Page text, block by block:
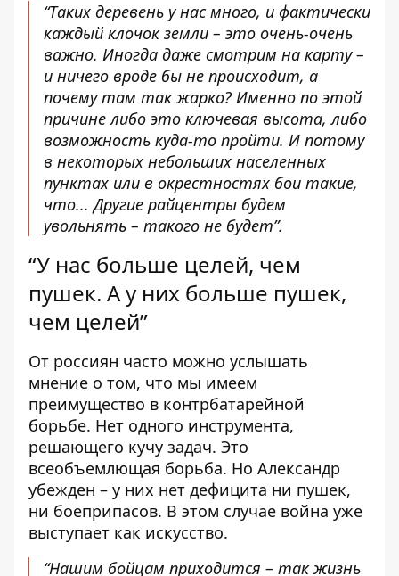
“Таких деревень у нас много, и фактически
каждый клочок земли – это очень-очень
важно. Иногда даже смотрим на карту –
и ничего вроде бы не происходит, а
почему там так жарко? Именно по этой
причине либо это ключевая высота, либо
возможность куда-то пройти. И потому
в некоторых небольших населенных
пунктах или в окрестностях бои такие,
что... Другие райцентры будем
увольнять – такого не будет”.
“У нас больше целей, чем
пушек. А у них больше пушек,
чем целей”
От россиян часто можно услышать
мнение о том, что мы имеем
преимущество в контрбатарейной
борьбе. Нет одного инструмента,
решающего кучу задач. Это
всеобъемлющая борьба. Но Александр
убежден – у них нет дефицита ни пушек,
ни боеприпасов. В этом случае война уже
выступает как искусство.
“Нашим бойцам приходится – так жизнь